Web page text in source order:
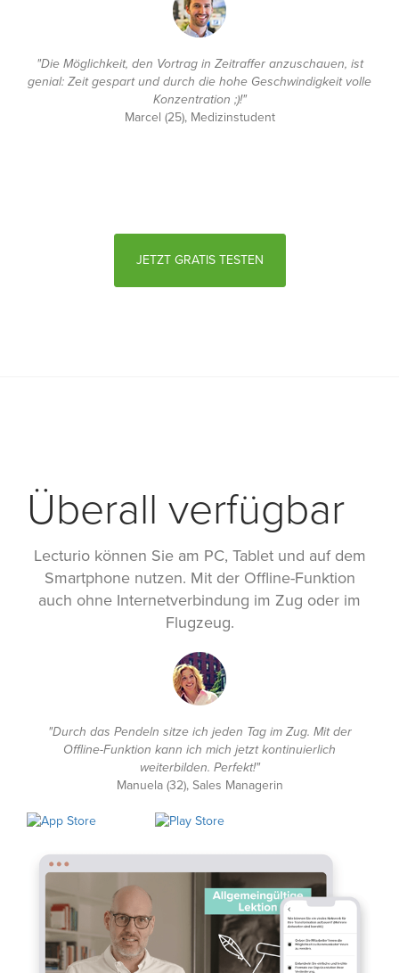
"Die Möglichkeit, den Vortrag in Zeitraffer anzuschauen, ist
genial: Zeit gespart und durch die hohe Geschwindigkeit volle
Konzentration ;)!"
Marcel (25), Medizinstudent
JETZT GRATIS TESTEN
Überall verfügbar
Lecturio können Sie am PC, Tablet und auf dem
Smartphone nutzen. Mit der Offline-Funktion
auch ohne Internetverbindung im Zug oder im
Flugzeug.
"Durch das Pendeln sitze ich jeden Tag im Zug. Mit der
Offline-Funktion kann ich mich jetzt kontinuierlich
weiterbilden. Perfekt!"
Manuela (32), Sales Managerin